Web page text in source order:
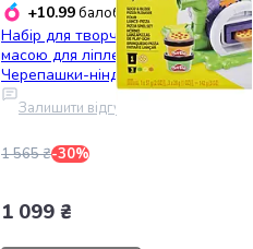
+10.99балобонусів
Набір для творчості Hasbro з
масою для ліплення Play-Doh
Черепашки-ніндзя: Піца-
атака(G1829)
Залишити відгук
1 565 ₴-30%
1 099 ₴